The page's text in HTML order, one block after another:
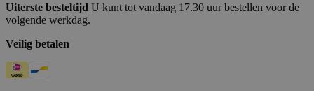
Uiterste besteltijd U kunt tot vandaag 17.30 uur bestellen voor de
volgende werkdag.
Veilig betalen